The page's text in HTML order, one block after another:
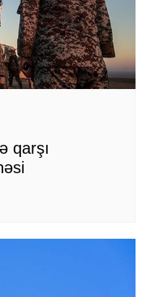
qarşı